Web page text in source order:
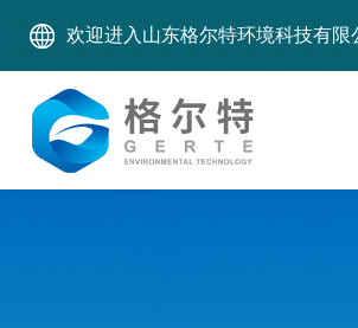
欢迎进入山东格尔特环境科技有限